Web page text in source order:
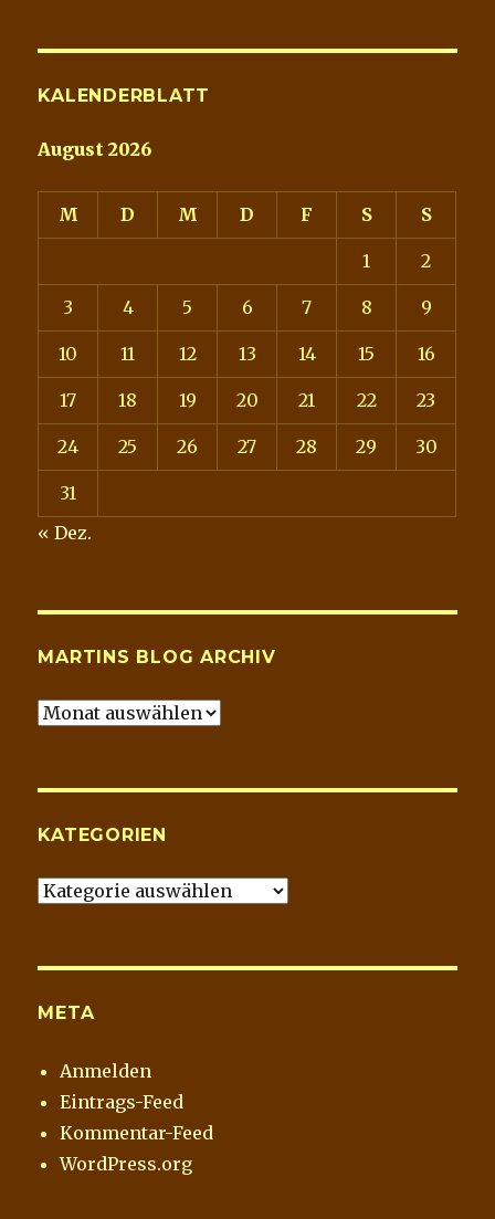
KALENDERBLATT
August 2026
M D M D F S S
1 2
3 4 5 6 7 8 9
10 11 12 13 14 15 16
17 18 19 20 21 22 23
24 25 26 27 28 29 30
31
« Dez.
MARTINS BLOG ARCHIV
Martins
KATEGORIEN
Kategorien
META
Anmelden
Eintrags-Feed
Kommentar-Feed
WordPress.org